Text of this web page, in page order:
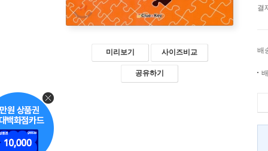
미리보기 사이즈비교
공유하기
결
배